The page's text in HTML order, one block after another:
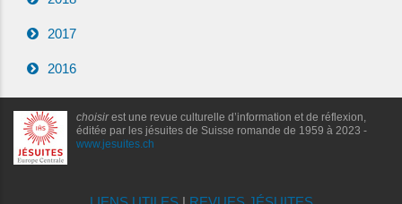
2017
2016
choisirest une revue culturelle d’information et de réflexion,
éditée par les jésuites de Suisse romande de 1959 à 2023 -
www.jesuites.ch